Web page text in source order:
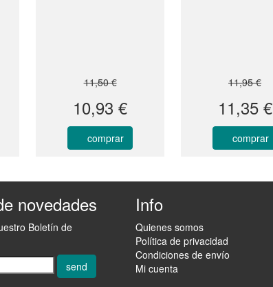
11,50 €
10,93 €
comprar
11,95 €
11,35 €
comprar
novedades
Boletín de
send
Info
Quienes somos
Política de privacidad
Condiciones de envío
Mi cuenta